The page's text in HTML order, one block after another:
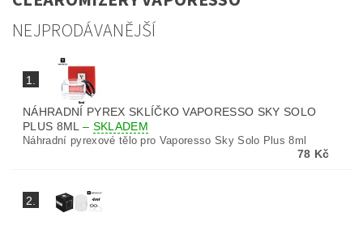
NEJPRODÁVANĚJŠÍ
1.
NÁHRADNÍ PYREX SKLÍČKO VAPORESSO SKY SOLO
PLUS 8ML– SKLADEM
Náhradní pyrexové tělo pro Vaporesso Sky Solo Plus 8ml
78 Kč
2.